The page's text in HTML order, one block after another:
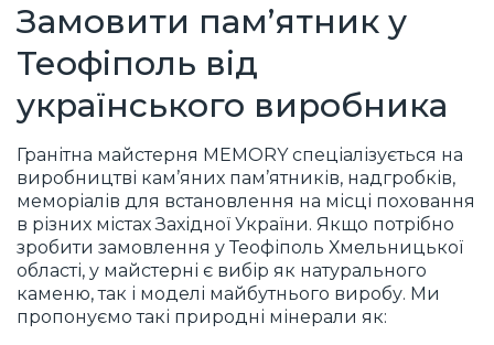
Замовити пам’ятник у
Теофіполь від
українського виробника
Гранітна майстерня MEMORY спеціалізується на
виробництві кам’яних пам’ятників, надгробків,
меморіалів для встановлення на місці поховання
в різних містах Західної України. Якщо потрібно
зробити замовлення у Теофіполь Хмельницької
області, у майстерні є вибір як натурального
каменю, так і моделі майбутнього виробу. Ми
пропонуємо такі природні мінерали як: